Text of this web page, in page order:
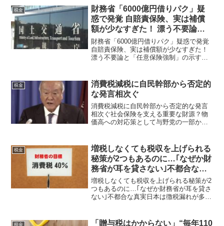
税金
財務省「6000億円借りパク」疑
惑で発覚 自賠責保険、実は補償
額が少なすぎた！ 漂う不要論と
「任意保険強制」の示す未来とは
財務省「6000億円借りパク」疑惑で発覚
自賠責保険、実は補償額が少なすぎた！
漂う不要論と「任意保険強制」の示す未
財務省 政府と財務省が国民の自動車損
害賠償責任保...
税金
消費税減税に自民幹部から否定的
な発言相次ぐ
消費税減税に自民幹部から否定的な発言
相次ぐ社会保険を支える重要な財源？物
価高への対応策として与野党の一部から
「実施すべきものではない」と否定的な
考えを明らかにしました。...
税金
増税しなくても税収を上げられる
秘策が2つもあるのに…｢なぜか財
務省が耳を貸さない｣不都合な真
実
増税しなくても税収を上げられる秘策が2
つもあるのに…｢なぜか財務省が耳を貸さ
ない｣不都合な真実日本は徴税漏れが多
だろうか。嘉悦大学教授で経済学者の髙
税金
「贈与税はかからない」“毎年110